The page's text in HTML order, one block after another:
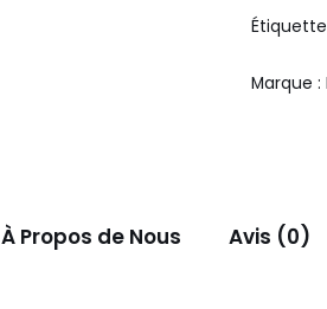
Marque :
À Propos de Nous Avis (0)